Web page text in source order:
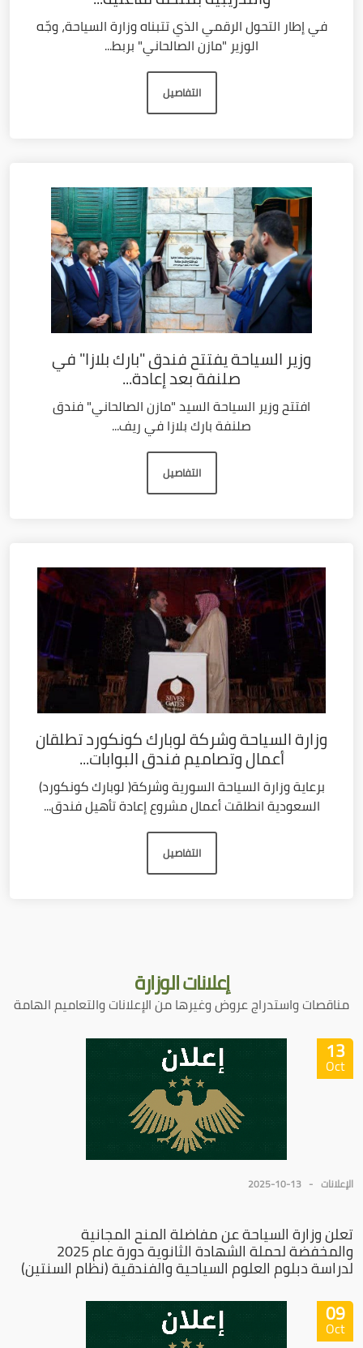
في إطار التحول الرقمي الذي تتبناه وزارة السياحة، وجّه
الوزير "مازن الصالحاني" بربط...
التفاصيل
وزير السياحة يفتتح فندق "بارك بلازا" في
صلنفة بعد إعادة...
افتتح وزير السياحة السيد "مازن الصالحاني" فندق
صلنفة بارك بلازا في ريف...
التفاصيل
وزارة السياحة وشركة لوبارك كونكورد تطلقان
أعمال وتصاميم فندق البوابات...
برعاية وزارة السياحة السورية وشركة( لوبارك كونكورد)
السعودية انطلقت أعمال مشروع إعادة تأهيل فندق...
التفاصيل
إعلاناتالوزارة
مناقصات واستدراج عروض وغيرها من الإعلانات والتعاميم الهامة
13
Oct
الإعلانات 2025-10-13
تعلن وزارة السياحة عن مفاضلة المنح المجانية
والمخفضة لحملة الشهادة الثانوية دورة عام 2025
لدراسة دبلوم العلوم السياحية والفندقية (نظام السنتين)
09
Oct